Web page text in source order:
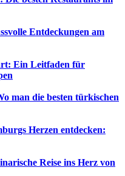
Entdeckungen am
Ein Leitfaden für
man die besten türkischen
Herzen entdecken:
Reise ins Herz von